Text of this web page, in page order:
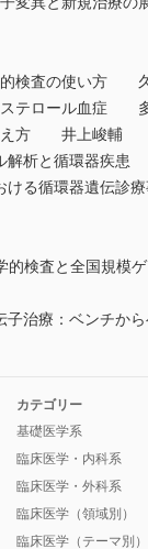
的検査の使い方
ステロール血症
え方 井上峻輔
解析と循環器疾
ける循環器遺伝
的検査と全国規
子治療：ベンチ
カテゴリー
基礎医学系
臨床医学・内科系
臨床医学・外科系
臨床医学（領域別）
臨床医学（テーマ別）